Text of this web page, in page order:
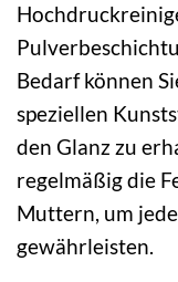
Bedarf können
speziellen
den Glanz zu
regelmäßig die
Muttern, um
gewährleisten.